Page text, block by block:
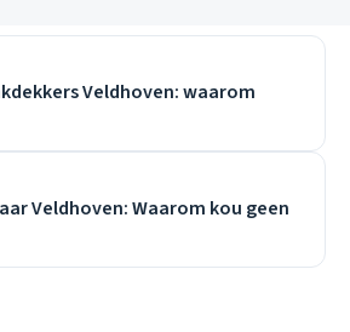
Veldhoven: waarom
Veldhoven: Waarom kou geen